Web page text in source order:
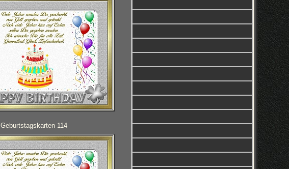
Geburtstagskarten 114